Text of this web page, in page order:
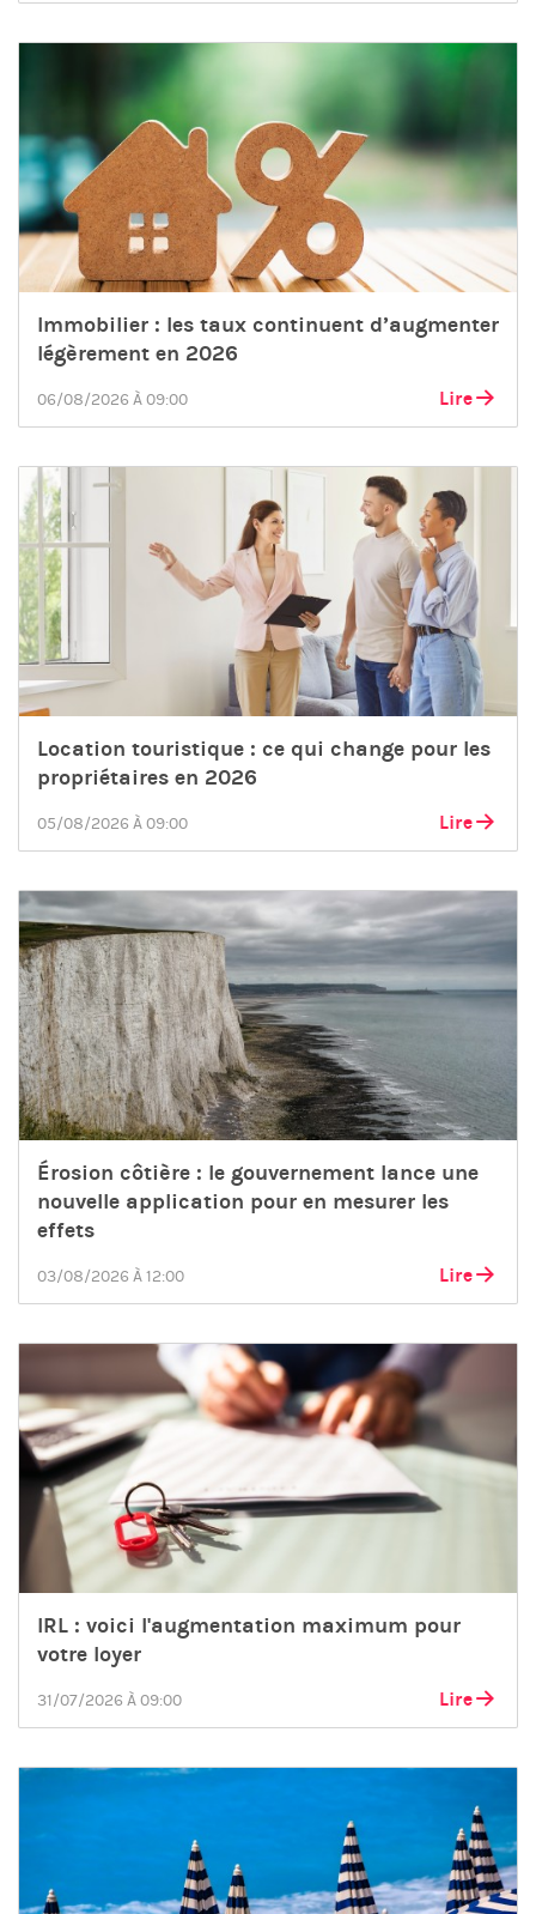
Immobilier : les taux continuent d’augmenter
légèrement en 2026
06/08/2026 À 09:00 Lire
Location touristique : ce qui change pour les
propriétaires en 2026
05/08/2026 À 09:00 Lire
Érosion côtière : le gouvernement lance une
nouvelle application pour en mesurer les
effets
03/08/2026 À 12:00 Lire
IRL : voici l'augmentation maximum pour
votre loyer
31/07/2026 À 09:00 Lire